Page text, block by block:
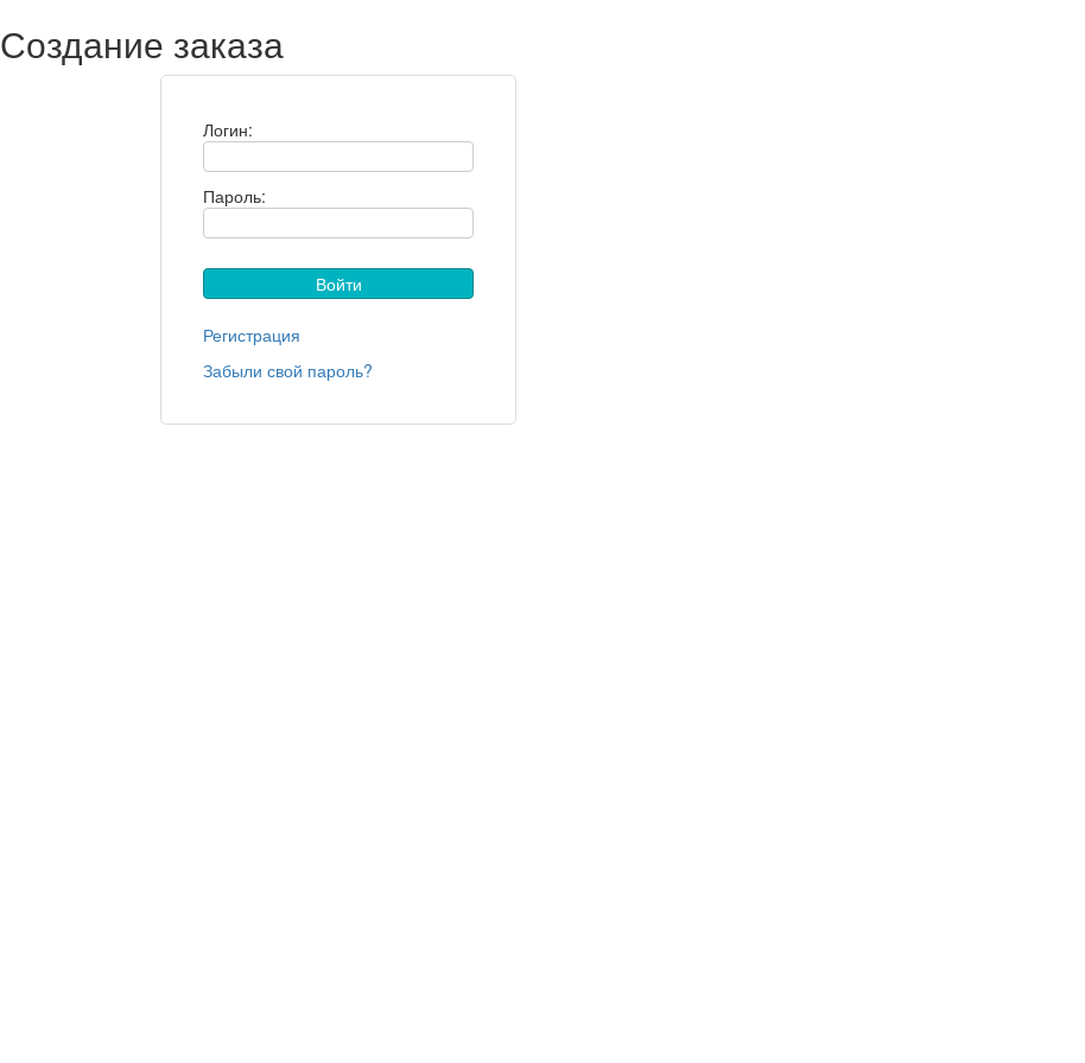
Создание заказа
Логин:
Пароль:
Регистрация
Забыли свой пароль?